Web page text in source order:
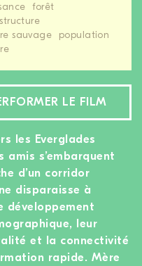
forêt
sauvage
population
LE FILM
les Everglades
s’embarquent
d’un corridor
disparaisse à
développement
leur
et la connectivité
rapide. Mère